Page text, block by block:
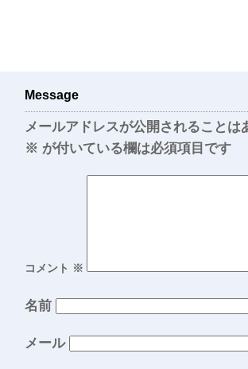
Message
メールアドレスが公開されることは
※ が付いている欄は必須項目です
コメント ※
名前
メール